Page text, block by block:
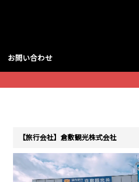
お問い合わせ
【旅行会社】倉敷観光株式会社